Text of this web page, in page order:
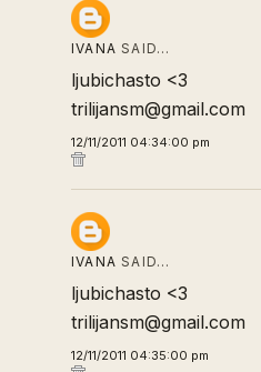
IVANA SAID…
ljubichasto <3
trilijansm@gmail.com
12/11/2011 04:34:00 pm
IVANA SAID…
ljubichasto <3
trilijansm@gmail.com
12/11/2011 04:35:00 pm